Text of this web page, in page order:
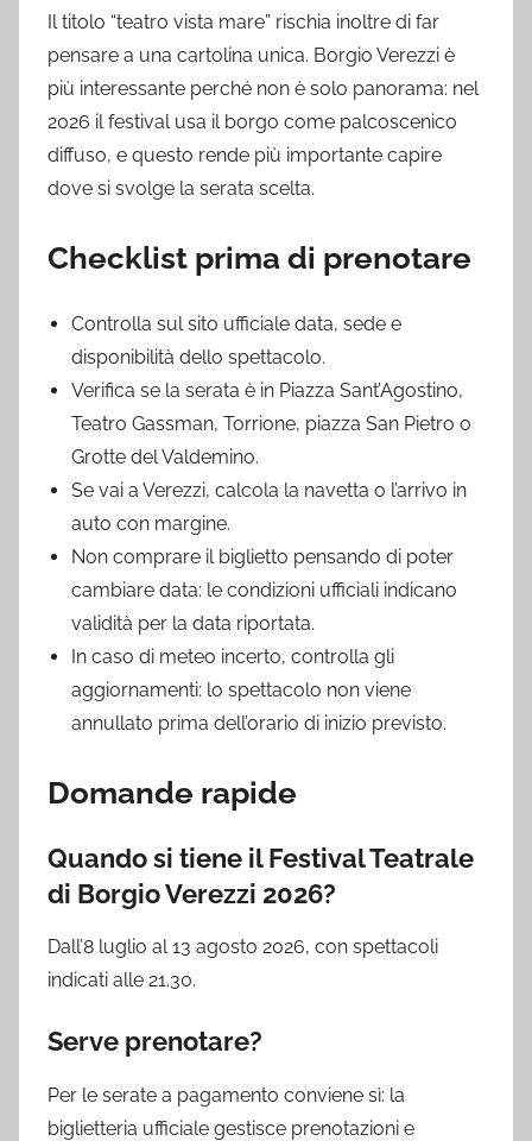
Il titolo “teatro vista mare” rischia inoltre di far
pensare a una cartolina unica. Borgio Verezzi è
più interessante perché non è solo panorama: nel
2026 il festival usa il borgo come palcoscenico
diffuso, e questo rende più importante capire
dove si svolge la serata scelta.
Checklist prima di prenotare
Controlla sul sito ufficiale data, sede e
disponibilità dello spettacolo.
Verifica se la serata è in Piazza Sant’Agostino,
Teatro Gassman, Torrione, piazza San Pietro o
Grotte del Valdemino.
Se vai a Verezzi, calcola la navetta o l’arrivo in
auto con margine.
Non comprare il biglietto pensando di poter
cambiare data: le condizioni ufficiali indicano
validità per la data riportata.
In caso di meteo incerto, controlla gli
aggiornamenti: lo spettacolo non viene
annullato prima dell’orario di inizio previsto.
Domande rapide
Quando si tiene il Festival Teatrale
di Borgio Verezzi 2026?
Dall’8 luglio al 13 agosto 2026, con spettacoli
indicati alle 21.30.
Serve prenotare?
Per le serate a pagamento conviene sì: la
biglietteria ufficiale gestisce prenotazioni e